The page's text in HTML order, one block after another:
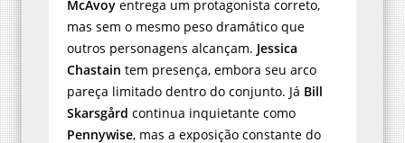
McAvoy entrega um protagonista correto,
mas sem o mesmo peso dramático que
outros personagens alcançam. Jessica
Chastain tem presença, embora seu arco
pareça limitado dentro do conjunto. Já Bill
Skarsgård continua inquietante como
Pennywise, mas a exposição constante do